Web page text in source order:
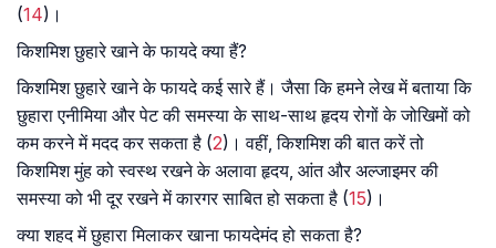
(14)।
किशमिश छुहारे खाने के फायदे क्या हैं?
किशमिश छुहारे खाने के फायदे कई सारे हैं। जैसा कि हमने लेख में बताया कि
छुहारा एनीमिया और पेट की समस्या के साथ-साथ हृदय रोगों के जोखिमों को
कम करने में मदद कर सकता है (2)। वहीं, किशमिश की बात करें तो
किशमिश मुंह को स्वस्थ रखने के अलावा हृदय, आंत और अल्जाइमर की
समस्या को भी दूर रखने में कारगर साबित हो सकता है (15)।
क्या शहद में छुहारा मिलाकर खाना फायदेमंद हो सकता है?